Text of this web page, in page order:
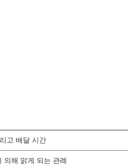
고 배달 시간
의해 맑게 되는 관례